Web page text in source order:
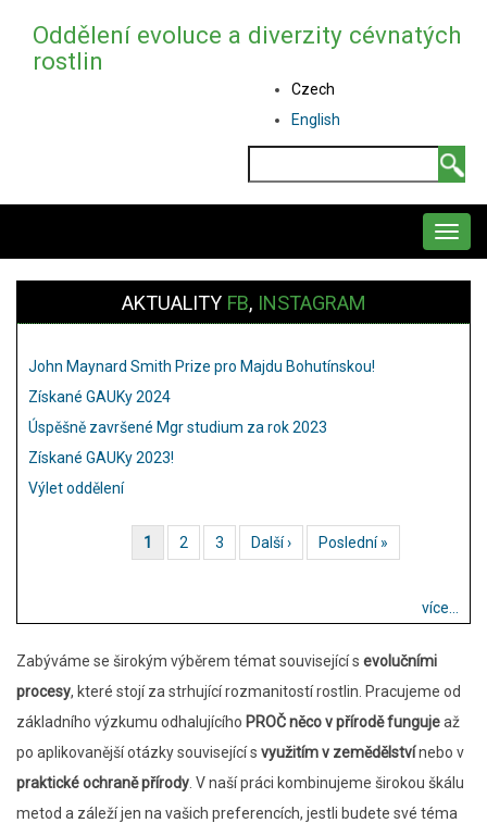
Oddělení evoluce a diverzity cévnatých
rostlin
Czech
English
AKTUALITY FB, INSTAGRAM
John Maynard Smith Prize pro Majdu Bohutínskou!
Získané GAUKy 2024
Úspěšně završené Mgr studium za rok 2023
Získané GAUKy 2023!
Výlet oddělení
Aktuální stránka
1 Stránka
2 Stránka
3 Následující stránka
Další › Poslední stránka
Poslední »
více...
Zabýváme se širokým výběrem témat související s evolučními
procesy, které stojí za strhující rozmanitostí rostlin. Pracujeme od
základního výzkumu odhalujícího PROČ něco v přírodě fungujeaž
po aplikovanější otázky související s využitím v zemědělstvínebo v
praktické ochraně přírody . V naší práci kombinujeme širokou škálu
metod a záleží jen na vašich preferencích, jestli budete své téma